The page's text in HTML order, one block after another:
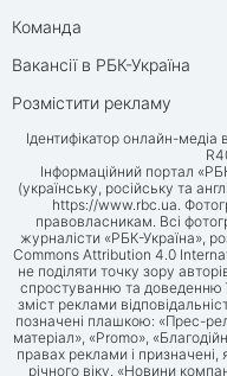
Команда
Вакансії в РБК-Україна
Розмістити рекламу
Ідентифікатор онлайн-медіа
Інформаційний портал
(українську, російську та
https://www.rbc.ua.
правовласникам. Всі
журналісти «РБК-Україна»,
Commons Attribution 4.0
не поділяти точку зору
спростуванню та доведенню
зміст реклами
позначені плашкою: «Прес-
матеріал», «Promo»,
правах реклами і призначені,
річного віку. «Новини